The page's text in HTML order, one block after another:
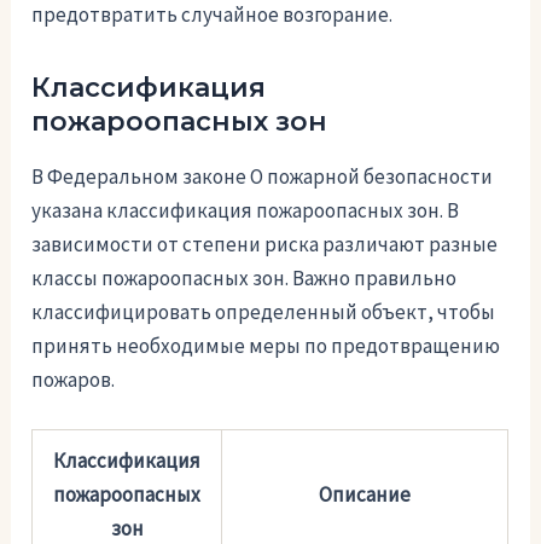
предотвратить случайное возгорание.
Классификация
пожароопасных зон
В Федеральном законе О пожарной безопасности
указана классификация пожароопасных зон. В
зависимости от степени риска различают разные
классы пожароопасных зон. Важно правильно
классифицировать определенный объект, чтобы
принять необходимые меры по предотвращению
пожаров.
Классификация
пожароопасных
зон
Описание